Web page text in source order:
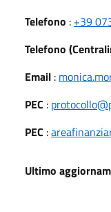
Telefono : +39
Telefono
Email :
PEC :
PEC :
Ultimo